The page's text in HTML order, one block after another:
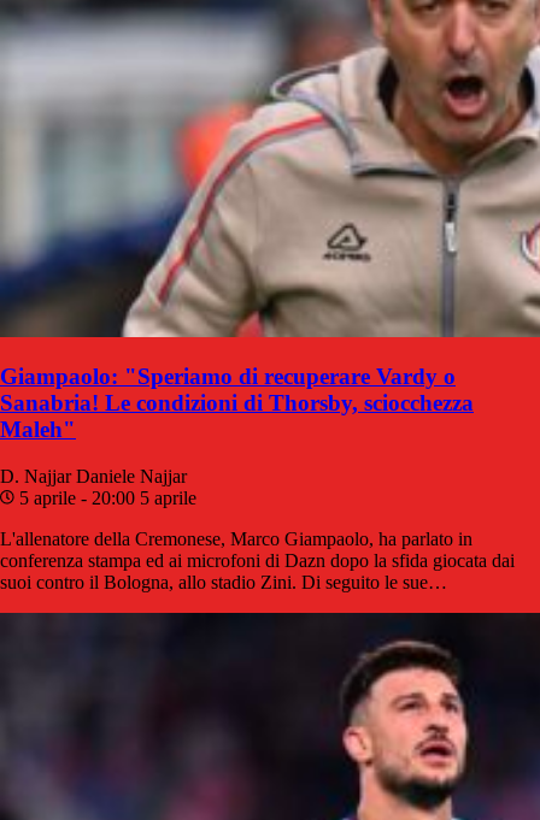
Giampaolo: "Speriamo di recuperare Vardy o
Sanabria! Le condizioni di Thorsby, sciocchezza
Maleh"
D. Najjar Daniele Najjar
5 aprile - 20:00 5 aprile
L'allenatore della Cremonese, Marco Giampaolo, ha parlato in
conferenza stampa ed ai microfoni di Dazn dopo la sfida giocata dai
suoi contro il Bologna, allo stadio Zini. Di seguito le sue…